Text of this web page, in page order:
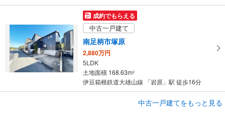
成約でもらえる
中古一戸建て
南足柄市塚原
2,880万円
5LDK
土地面積 168.63m2
伊豆箱根鉄道大雄山線 「岩原」駅 徒歩16分
中古一戸建てをもっと見る